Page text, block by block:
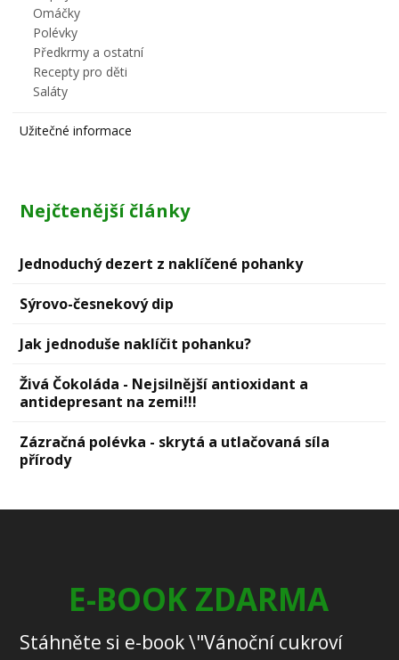
Omáčky
Polévky
Předkrmy a ostatní
Recepty pro děti
Saláty
Užitečné informace
Nejčtenější články
Jednoduchý dezert z naklíčené pohanky
Sýrovо-česnekový dip
Jak jednoduše naklíčit pohanku?
Živá Čokoláda - Nejsilnější antioxidant a
antidepresant na zemi!!!
Zázračná polévka - skrytá a utlačovaná síla
přírody
E-BOOK ZDARMA
Stáhněte si e-book \"Vánoční cukroví